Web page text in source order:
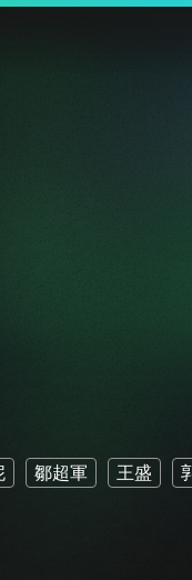
鄒超軍 王盛